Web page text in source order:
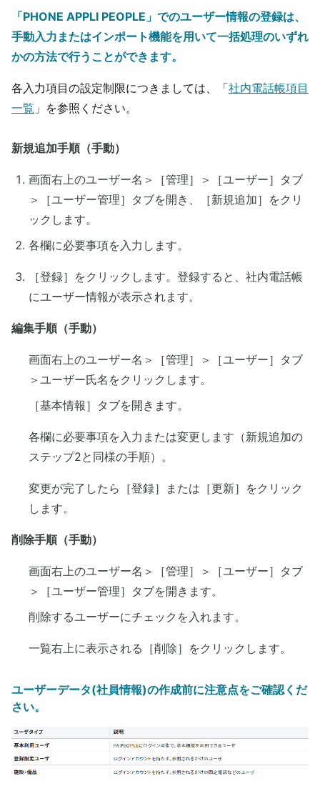
「PHONE APPLI PEOPLE」でのユーザー情報の登録は、
手動入力またはインポート機能を用いて一括処理のいずれ
かの方法で行うことができます。
各入力項目の設定制限につきましては、「社内電話帳項目
一覧 」を参照ください。
新規追加手順（手動）
画面右上のユーザー名＞［管理］＞［ユーザー］タブ
＞［ユーザー管理］タブを開き、［新規追加］をクリ
ックします。
各欄に必要事項を入力します。
［登録］をクリックします。登録すると、社内電話帳
にユーザー情報が表示されます。
編集手順（手動）
画面右上のユーザー名＞［管理］＞［ユーザー］タブ
＞ユーザー氏名をクリックします。
［基本情報］タブを開きます。
各欄に必要事項を入力または変更します（新規追加の
ステップ2と同様の手順）。
変更が完了したら［登録］または［更新］をクリック
します。
削除手順（手動）
画面右上のユーザー名＞［管理］＞［ユーザー］タブ
＞［ユーザー管理］タブを開きます。
削除するユーザーにチェックを入れます。
一覧右上に表示される［削除］をクリックします。
ユーザーデータ(社員情報)の作成前に注意点をご確認くだ
さい。